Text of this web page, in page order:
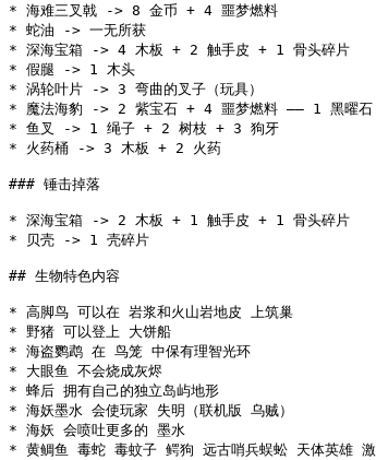
* 海难三叉戟 -> 8 金币 + 4 噩梦燃料
* 蛇油 -> 一无所获
* 深海宝箱 -> 4 木板 + 2 触手皮 + 1 骨头碎片
* 假腿 -> 1 木头
* 涡轮叶片 -> 3 弯曲的叉子（玩具）
* 魔法海豹 -> 2 紫宝石 + 4 噩梦燃料 —— 1 黑曜石
* 鱼叉 -> 1 绳子 + 2 树枝 + 3 狗牙
* 火药桶 -> 3 木板 + 2 火药
### 锤击掉落
* 深海宝箱 -> 2 木板 + 1 触手皮 + 1 骨头碎片
* 贝壳 -> 1 壳碎片
## 生物特色内容
* 高脚鸟 可以在 岩浆和火山岩地皮 上筑巢
* 野猪 可以登上 大饼船
* 海盗鹦鹉 在 鸟笼 中保有理智光环
* 大眼鱼 不会烧成灰烬
* 蜂后 拥有自己的独立岛屿地形
* 海妖墨水 会使玩家 失明（联机版 乌贼）
* 海妖 会喷吐更多的 墨水
* 黄鲷鱼 毒蛇 毒蚊子 鳄狗 远古哨兵蜈蚣 天体英雄